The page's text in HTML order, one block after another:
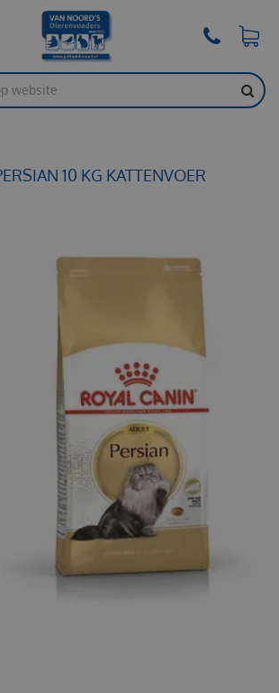
10 KG KATTENVOER